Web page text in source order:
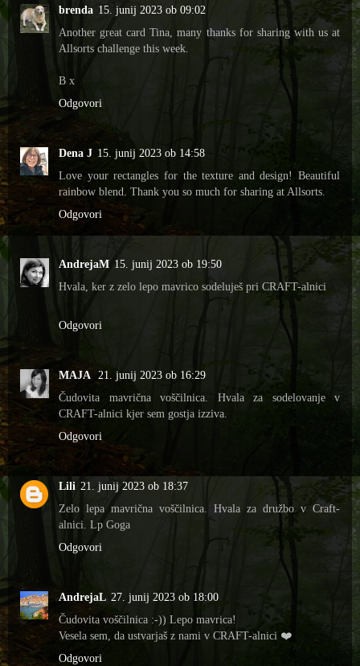
brenda 15. junij 2023 ob 09:02
Another great card Tina, many thanks for sharing with us at
Allsorts challenge this week.
B x
Odgovori
Dena J 15. junij 2023 ob 14:58
Love your rectangles for the texture and design! Beautiful
rainbow blend. Thank you so much for sharing at Allsorts.
Odgovori
AndrejaM 15. junij 2023 ob 19:50
Hvala, ker z zelo lepo mavrico sodeluješ pri CRAFT-alnici
Odgovori
MAJA 21. junij 2023 ob 16:29
Čudovita mavrična voščilnica. Hvala za sodelovanje v
CRAFT-alnici kjer sem gostja izziva.
Odgovori
Lili 21. junij 2023 ob 18:37
Zelo lepa mavrična voščilnica. Hvala za družbo v Craft-
alnici. Lp Goga
Odgovori
AndrejaL 27. junij 2023 ob 18:00
Čudovita voščilnica :-)) Lepo mavrica!
Vesela sem, da ustvarjaš z nami v CRAFT-alnici ❤️
Odgovori